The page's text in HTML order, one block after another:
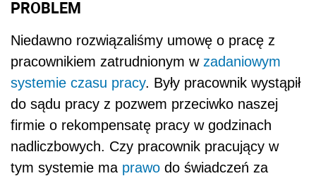
PROBLEM
Niedawno rozwiązaliśmy umowę o pracę z
pracownikiem zatrudnionym w zadaniowym
systemie czasu pracy. Były pracownik wystąpił
do sądu pracy z pozwem przeciwko naszej
firmie o rekompensatę pracy w godzinach
nadliczbowych. Czy pracownik pracujący w
tym systemie ma prawo do świadczeń za